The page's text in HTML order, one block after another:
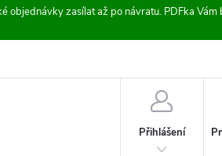
objednávky zasílat až po návratu. PDFka Vám
Přihlášení